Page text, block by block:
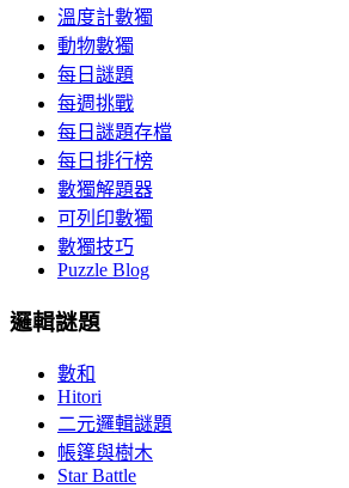
溫度計數獨
動物數獨
每日謎題
每週挑戰
每日謎題存檔
每日排行榜
數獨解題器
可列印數獨
數獨技巧
Puzzle Blog
邏輯謎題
數和
Hitori
二元邏輯謎題
帳篷與樹木
Star Battle